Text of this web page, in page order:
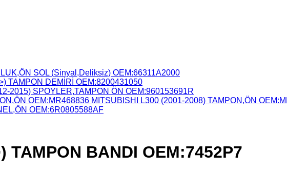
SOL (Sinyal,Deliksiz) OEM:66311A2000
TAMPON DEMİRİ OEM:8200431050
2015) SPOYLER,TAMPON ÖN OEM:960153691R
MITSUBISHI L300 (2001-2008) TAMPON,ÖN
OEM:6R0805588AF
TAMPON BANDI OEM:7452P7